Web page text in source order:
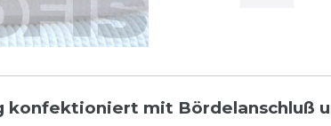
mit Bördelanschluß